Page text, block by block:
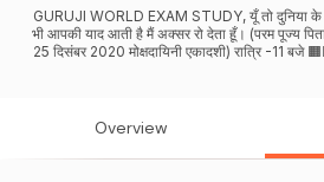
GURUJI WORLD EXAM STUDY, यूँ तो दुनिया के
भी आपकी याद आती है मैं अक्सर रो देता हूँ। (परम पूज्य पिता
25 दिसंबर 2020 मोक्षदायिनी एकादशी) रात्रि -11 बजे 🟧🟨🟩🟦🟪⬛️🟧🟨🟩 🧾 मेरे प्रिय
बेहतर तैयारी करना चाहते हैं, तो आज ही सरकारी
Overview